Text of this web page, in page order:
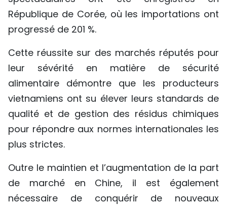
République de Corée, où les importations ont
progressé de 201 %.
Cette réussite sur des marchés réputés pour
leur sévérité en matière de sécurité
alimentaire démontre que les producteurs
vietnamiens ont su élever leurs standards de
qualité et de gestion des résidus chimiques
pour répondre aux normes internationales les
plus strictes.
Outre le maintien et l’augmentation de la part
de marché en Chine, il est également
nécessaire de conquérir de nouveaux